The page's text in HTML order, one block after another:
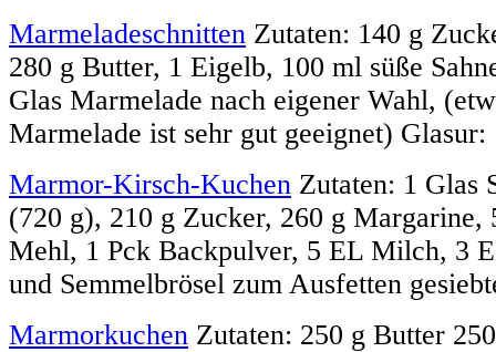
Marmeladeschnitten Zutaten: 140 g
280 g Butter, 1 Eigelb, 100 ml süße
Glas Marmelade nach eigener Wahl,
Marmelade ist sehr gut geeignet) Glasur:
Marmor-Kirsch-Kuchen Zutaten: 1 Glas
(720 g), 210 g Zucker, 260 g Margarine,
Mehl, 1 Pck Backpulver, 5 EL Milch, 3
und Semmelbrösel zum Ausfetten
Marmorkuchen Zutaten: 250 g Butter